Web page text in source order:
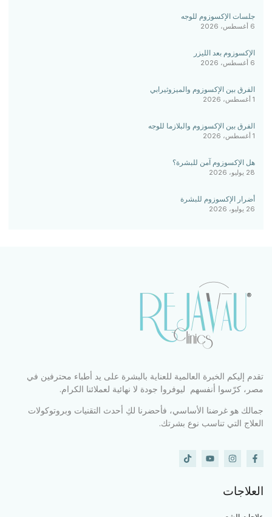
جلسات الإكسوزوم للوجه
6 أغسطس، 2026
الإكسوزوم بعد الليزر
6 أغسطس، 2026
الفرق بين الإكسوزوم والميزوثيرابي
1 أغسطس، 2026
الفرق بين الإكسوزوم والبلازما للوجه
1 أغسطس، 2026
هل الإكسوزوم آمن للبشرة؟
28 يوليو، 2026
أضرار الإكسوزوم للبشرة
26 يوليو، 2026
تقدم إليكم الخبرة العالمية للعناية بالبشرة على يد أطباء محترفين في
مصر، كرّسوا أنفسهم ليوفروا جودة لا نهائية لعملائنا الكرام.
جمالك هو غرضنا الأساسي، فأحضرنا لكِ أحدث التقنيات وبروتوكولات
العلاج التي تناسب نوع بشرتك.
العلاجات